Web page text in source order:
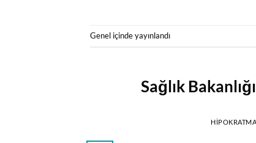
Genel içinde yayınlandı
Sağlık